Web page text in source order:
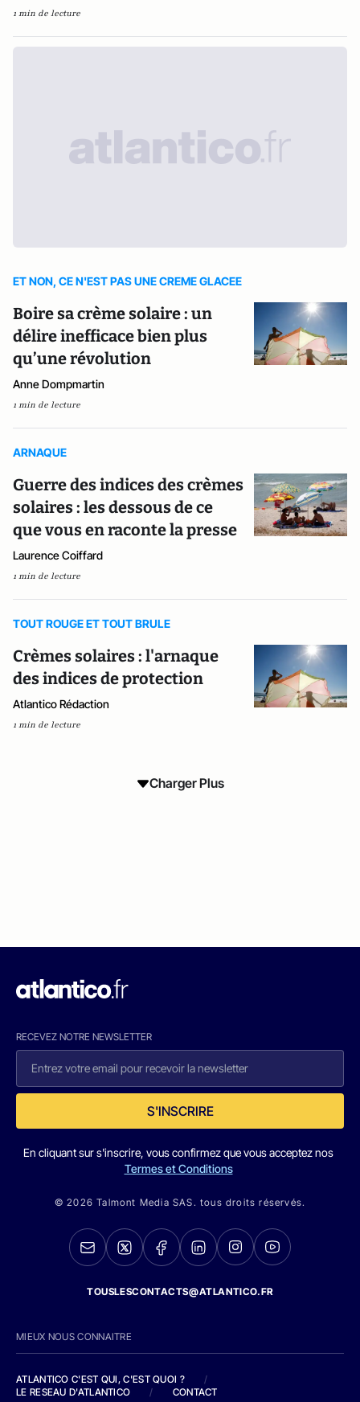
1 min de lecture
ET NON, CE N'EST PAS UNE CREME GLACEE
Boire sa crème solaire : un
délire inefficace bien plus
qu’une révolution
Anne Dompmartin
1 min de lecture
ARNAQUE
Guerre des indices des crèmes
solaires : les dessous de ce
que vous en raconte la presse
Laurence Coiffard
1 min de lecture
TOUT ROUGE ET TOUT BRULE
Crèmes solaires : l'arnaque
des indices de protection
Atlantico Rédaction
1 min de lecture
Charger Plus
RECEVEZ NOTRE NEWSLETTER
S'INSCRIRE
En cliquant sur s'inscrire, vous confirmez que vous acceptez nos
Termes et Conditions
© 2026 Talmont Media SAS. tous droits réservés.
TOUSLESCONTACTS@ATLANTICO.FR
MIEUX NOUS CONNAITRE
ATLANTICO C'EST QUI, C'EST QUOI ?
/
LE RESEAU D'ATLANTICO
/ CONTACT